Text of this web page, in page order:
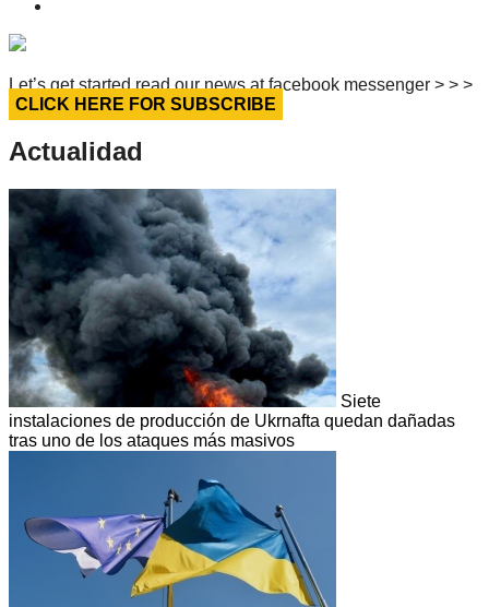
Let’s get started read our news at facebook messenger > > >
CLICK HERE FOR SUBSCRIBE
Actualidad
Siete
instalaciones de producción de Ukrnafta quedan dañadas
tras uno de los ataques más masivos